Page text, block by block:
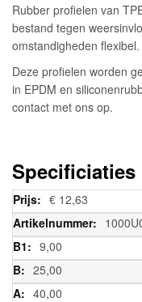
Rubber profielen van
bestand tegen
omstandigheden
Deze profielen worden
in EPDM en
contact met ons op.
Specificiaties
Meer
informatie
€ 12,63
9,00
25,00
40,00